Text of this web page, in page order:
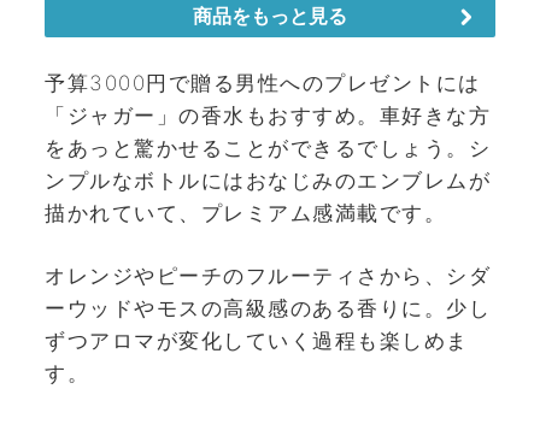
予算3000円で贈る男性へのプレゼントには
「ジャガー」の香水もおすすめ。車好きな方
をあっと驚かせることができるでしょう。シ
ンプルなボトルにはおなじみのエンブレムが
描かれていて、プレミアム感満載です。
オレンジやピーチのフルーティさから、シダ
ーウッドやモスの高級感のある香りに。少し
ずつアロマが変化していく過程も楽しめま
す。